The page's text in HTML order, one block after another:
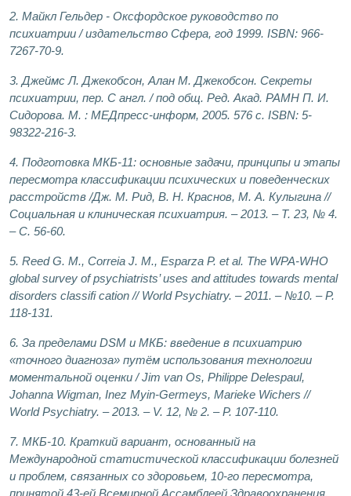
2. Майкл Гельдер - Оксфордское руководство по
психиатрии / издательство Сфера, год 1999. ISBN: 966-
7267-70-9.
3. Джеймс Л. Джекобсон, Алан M. Джекобсон. Секреты
психиатрии, пер. С англ. / под общ. Ред. Акад. РАМН П. И.
Сидорова. М. : МЕДпресс-информ, 2005. 576 с. ISBN: 5-
98322-216-3.
4. Подготовка МКБ-11: основные задачи, принципы и этапы
пересмотра классификации психических и поведенческих
расстройств /Дж. М. Рид, В. Н. Краснов, М. А. Кулыгина //
Социальная и клиническая психиатрия. – 2013. – Т. 23, № 4.
– С. 56-60.
5. Reed G. M., Correia J. M., Esparza P. et al. The WPA-WHO
global survey of psychiatrists’ uses and attitudes towards mental
disorders classifi cation // World Psychiatry. – 2011. – №10. – P.
118-131.
6. За пределами DSM и МКБ: введение в психиатрию
«точного диагноза» путём использования технологии
моментальной оценки / Jim van Os, Philippe Delespaul,
Johanna Wigman, Inez Myin-Germeys, Marieke Wichers //
World Psychiatry. – 2013. – V. 12, № 2. – P. 107-110.
7. МКБ-10. Краткий вариант, основанный на
Международной статистической классификации болезней
и проблем, связанных со здоровьем, 10-го пересмотра,
принятой 43-ей Всемирной Ассамблеей Здравоохранения.